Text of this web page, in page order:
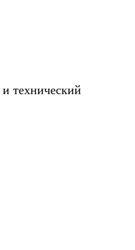
технический